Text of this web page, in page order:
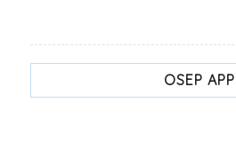
OSEP APP